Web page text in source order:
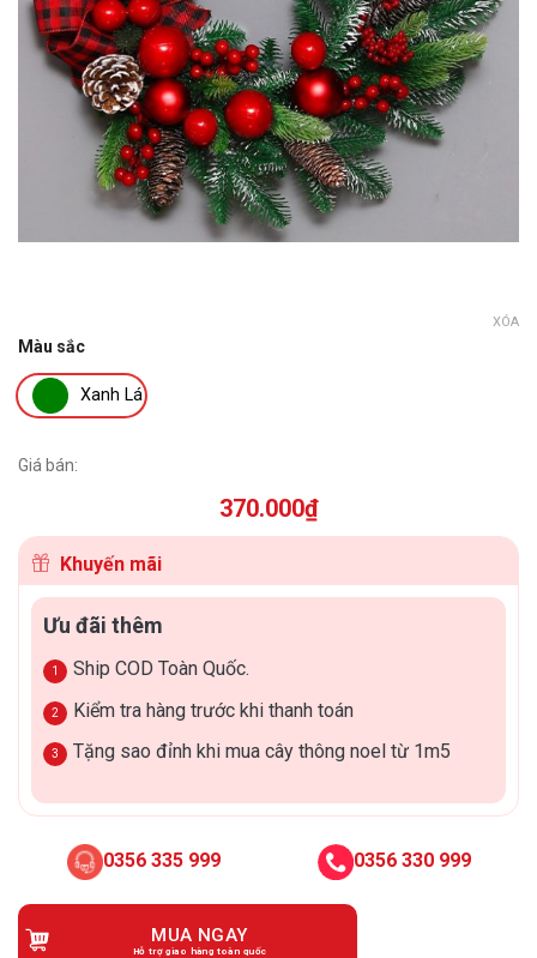
Màu sắc
Xanh Lá
XÓA
Giá bán:
370.000₫
Khuyến mãi
Ưu đãi thêm
Ship COD Toàn Quốc.
Kiểm tra hàng trước khi thanh toán
Tặng sao đỉnh khi mua cây thông noel từ 1m5
0356 335 999 0356 330 999
MUA NGAY
Hỗ trợ giao hàng toàn quốc